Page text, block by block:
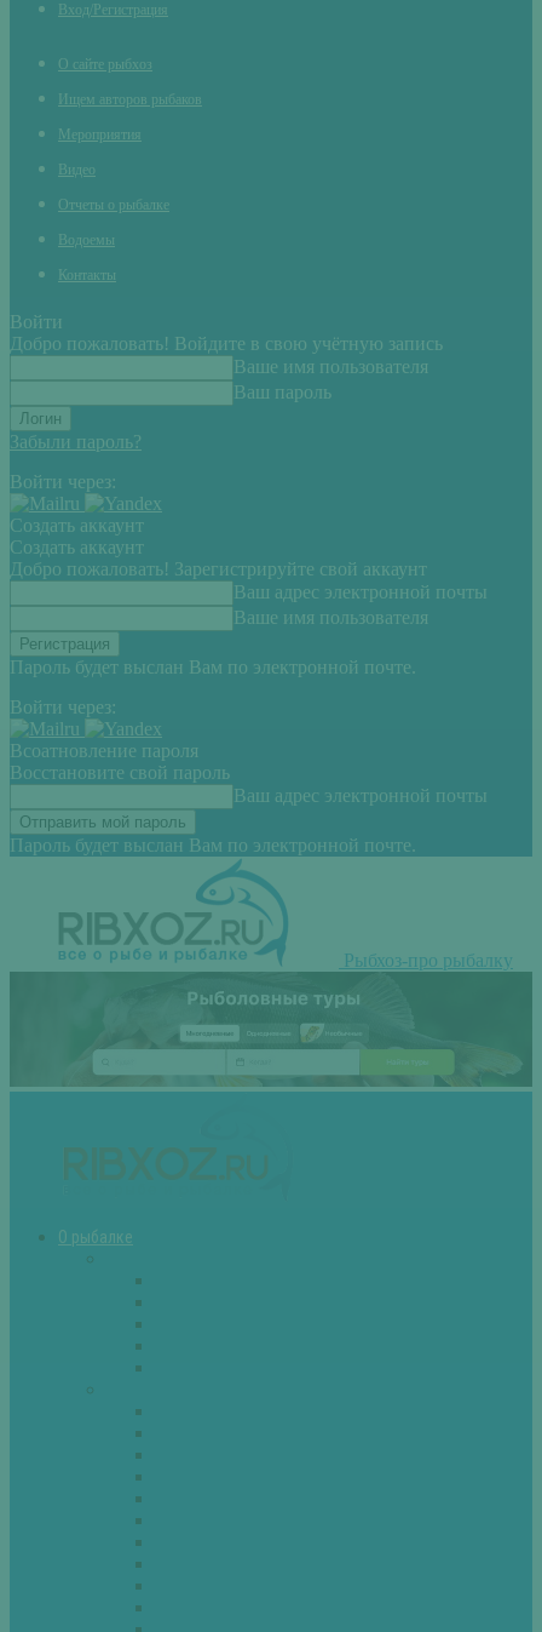
Вход/Регистрация
О сайте рыбхоз
Ищем авторов рыбаков
Мероприятия
Видео
Отчеты о рыбалке
Водоемы
Контакты
Войти
Добро пожаловать! Войдите в свою учётную запись
Ваше имя пользователя
Ваш пароль
Забыли пароль?
Войти через:
Создать аккаунт
Создать аккаунт
Добро пожаловать! Зарегистрируйте свой аккаунт
Ваш адрес электронной почты
Ваше имя пользователя
Пароль будет выслан Вам по электронной почте.
Войти через:
Всоатновление пароля
Восстановите свой пароль
Ваш адрес электронной почты
Пароль будет выслан Вам по электронной почте.
Рыбхоз-про рыбалку
О рыбалке